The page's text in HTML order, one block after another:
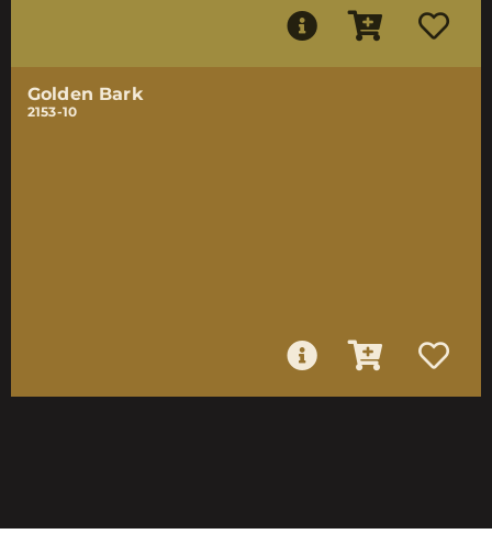
Golden Bark
2153-10